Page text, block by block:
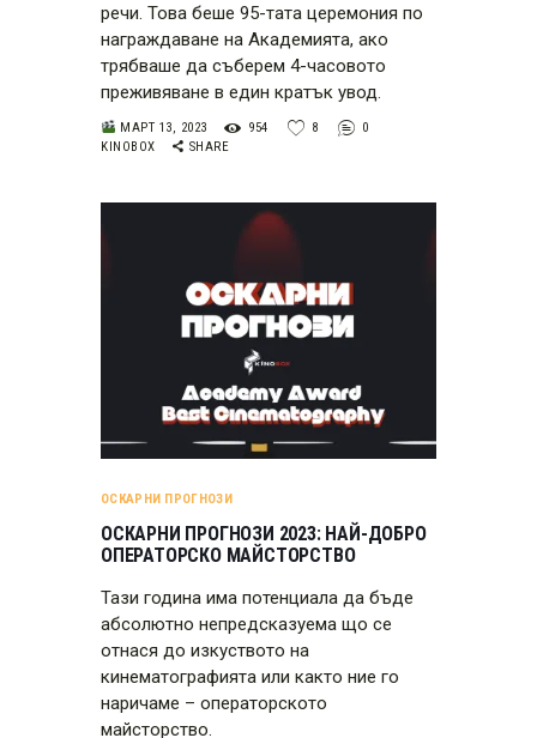
речи. Това беше 95-тата церемония по
награждаване на Академията, ако
трябваше да съберем 4-часовото
преживяване в един кратък увод.
МАРТ 13, 2023 954 8
0
KINOBOX
SHARE
ОСКАРНИ ПРОГНОЗИ
ОСКАРНИ ПРОГНОЗИ 2023: НАЙ-ДОБРО
ОПЕРАТОРСКО МАЙСТОРСТВО
Тази година има потенциала да бъде
абсолютно непредсказуема що се
отнася до изкуството на
кинематографията или както ние го
наричаме – операторското
майсторство.